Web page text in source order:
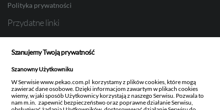
TRY
Polityka prywatności
Przydatne linki
Obligacje Skarbowe
Pekao Investment Banking
Ustawienia newslettera
Szanujemy Twoją prywatność
Szanowny Użytkowniku
W Serwisie www.pekao.com.pl korzystamy z plików cookies, które mogą
zawierać dane osobowe. Dzięki informacjom zawartym w plikach cookies
wiemy, w jaki sposób Użytkownicy korzystają z naszego Serwisu. Pozwala to
nam m.in. zapewnić bezpieczeństwo oraz poprawne działanie Serwisu,